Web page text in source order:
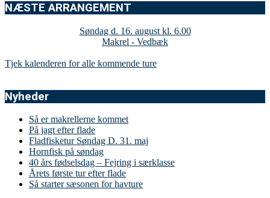
NÆSTE ARRANGEMENT
Søndag d. 16. august kl. 6.00
Makrel - Vedbæk
Tjek kalenderen for alle kommende ture
Nyheder
Så er makrellerne kommet
På jagt efter flade
Fladfisketur Søndag D. 31. maj
Hornfisk på søndag
40 års fødselsdag – Fejring i særklasse
Årets første tur efter flade
Så starter sæsonen for havture